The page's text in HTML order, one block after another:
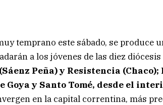
temprano este sábado, se
a los jóvenes de las diez diócesis
Peña) y Resistencia
Goya y Santo Tomé, desde el
en la capital correntina, más